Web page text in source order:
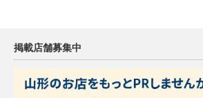
掲載店舗募集中